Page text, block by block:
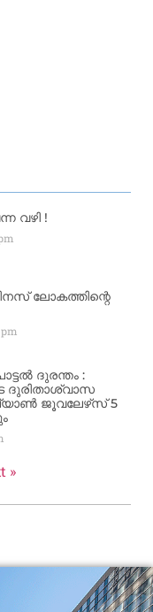
വഴി !
ലോകത്തിന്റെ
pm
ദുരന്തം :
ദുരിതാശ്വാസ
ജൂവലേഴ്‌സ് 5
»